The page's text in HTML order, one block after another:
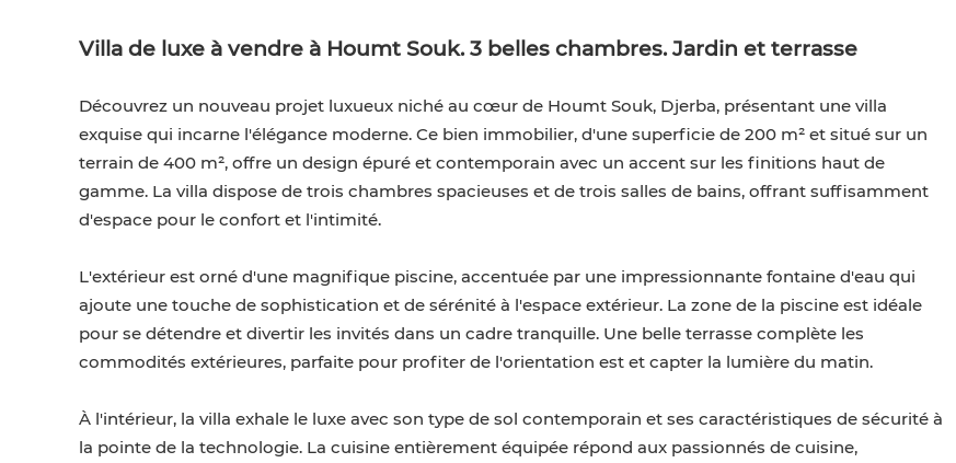
Villa de luxe à vendre à Houmt Souk. 3 belles chambres. Jardin et terrasse
Découvrez un nouveau projet luxueux niché au cœur de Houmt Souk, Djerba, présentant une villa
exquise qui incarne l'élégance moderne. Ce bien immobilier, d'une superficie de 200 m² et situé sur un
terrain de 400 m², offre un design épuré et contemporain avec un accent sur les finitions haut de
gamme. La villa dispose de trois chambres spacieuses et de trois salles de bains, offrant suffisamment
d'espace pour le confort et l'intimité.
L'extérieur est orné d'une magnifique piscine, accentuée par une impressionnante fontaine d'eau qui
ajoute une touche de sophistication et de sérénité à l'espace extérieur. La zone de la piscine est idéale
pour se détendre et divertir les invités dans un cadre tranquille. Une belle terrasse complète les
commodités extérieures, parfaite pour profiter de l'orientation est et capter la lumière du matin.
À l'intérieur, la villa exhale le luxe avec son type de sol contemporain et ses caractéristiques de sécurité à
la pointe de la technologie. La cuisine entièrement équipée répond aux passionnés de cuisine,